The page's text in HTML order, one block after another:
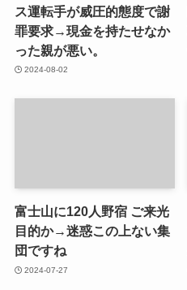
ス運転手が威圧的態度で謝
罪要求→現金を持たせなか
った親が悪い。
2024-08-02
富士山に120人野宿 ご来光
目的か→迷惑この上ない集
団ですね
2024-07-27